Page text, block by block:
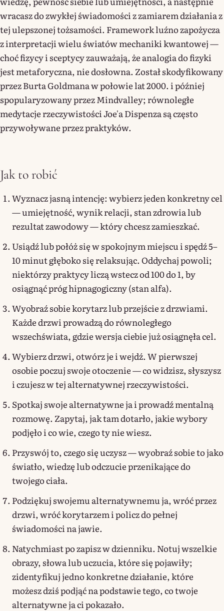
wracasz do zwykłej świadomości z zamiarem działania z
tej ulepszonej tożsamości. Framework luźno zapożycza
z interpretacji wielu światów mechaniki kwantowej —
choć fizycy i sceptycy zauważają, że analogia do fizyki
jest metaforyczna, nie dosłowna. Został skodyfikowany
przez Burta Goldmana w połowie lat 2000. i później
spopularyzowany przez Mindvalley; równoległe
medytacje rzeczywistości Joe'a Dispenza są często
przywoływane przez praktyków.
Jak to robić
Wyznacz jasną intencję: wybierz jeden konkretny cel
— umiejętność, wynik relacji, stan zdrowia lub
rezultat zawodowy — który chcesz zamieszkać.
Usiądź lub połóż się w spokojnym miejscu i spędź 5–
10 minut głęboko się relaksując. Oddychaj powoli;
niektórzy praktycy liczą wstecz od 100 do 1, by
osiągnąć próg hipnagogiczny (stan alfa).
Wyobraź sobie korytarz lub przejście z drzwiami.
Każde drzwi prowadzą do równoległego
wszechświata, gdzie wersja ciebie już osiągnęła cel.
Wybierz drzwi, otwórz je i wejdź. W pierwszej
osobie poczuj swoje otoczenie — co widzisz, słyszysz
i czujesz w tej alternatywnej rzeczywistości.
Spotkaj swoje alternatywne ja i prowadź mentalną
rozmowę. Zapytaj, jak tam dotarło, jakie wybory
podjęło i co wie, czego ty nie wiesz.
Przyswój to, czego się uczysz — wyobraź sobie to jako
światło, wiedzę lub odczucie przenikające do
twojego ciała.
Podziękuj swojemu alternatywnemu ja, wróć przez
drzwi, wróć korytarzem i policz do pełnej
świadomości na jawie.
Natychmiast po zapisz w dzienniku. Notuj wszelkie
obrazy, słowa lub uczucia, które się pojawiły;
zidentyfikuj jedno konkretne działanie, które
możesz dziś podjąć na podstawie tego, co twoje
alternatywne ja ci pokazało.